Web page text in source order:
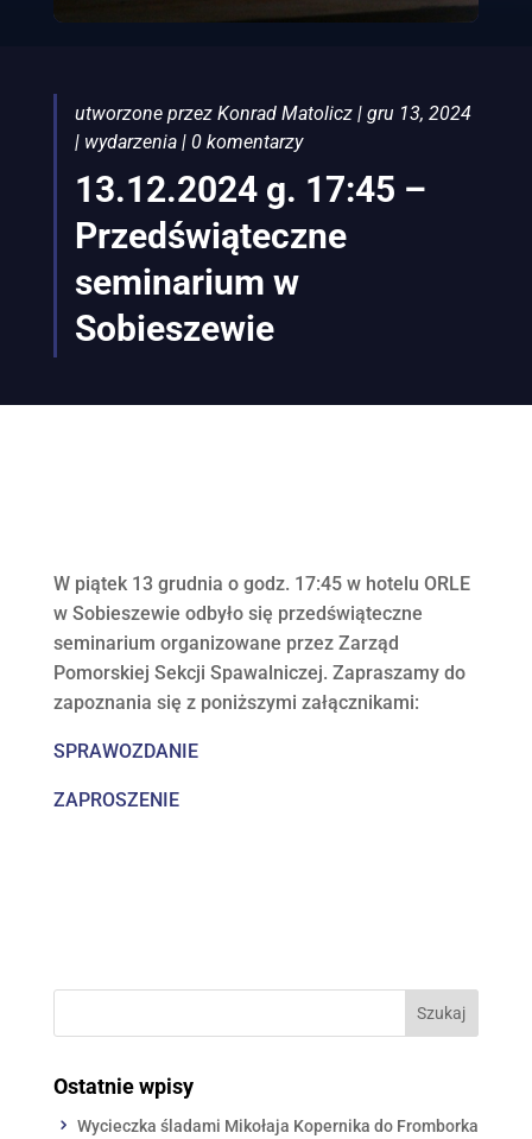
utworzone przez Konrad Matolicz| gru 13, 2024
| wydarzenia| 0 komentarzy
13.12.2024 g. 17:45 –
Przedświąteczne
seminarium w
Sobieszewie
W piątek 13 grudnia o godz. 17:45 w hotelu ORLE
w Sobieszewie odbyło się przedświąteczne
seminarium organizowane przez Zarząd
Pomorskiej Sekcji Spawalniczej. Zapraszamy do
zapoznania się z poniższymi załącznikami:
SPRAWOZDANIE
ZAPROSZENIE
Ostatnie wpisy
Wycieczka śladami Mikołaja Kopernika do Fromborka